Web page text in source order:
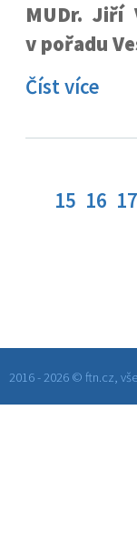
MUDr. Jiří
v pořadu
Číst více
15 16 17
2016 - 2026 © ftn.cz,